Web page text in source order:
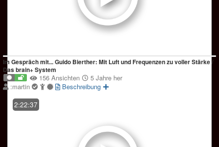
Im Gespräch mit... Guido Bierther: Mit Luft und Frequenzen zu voller Stärke /
Das brain+ System
156 Ansichten
5 Jahre her
:martin
Beschreibung
2:22:37